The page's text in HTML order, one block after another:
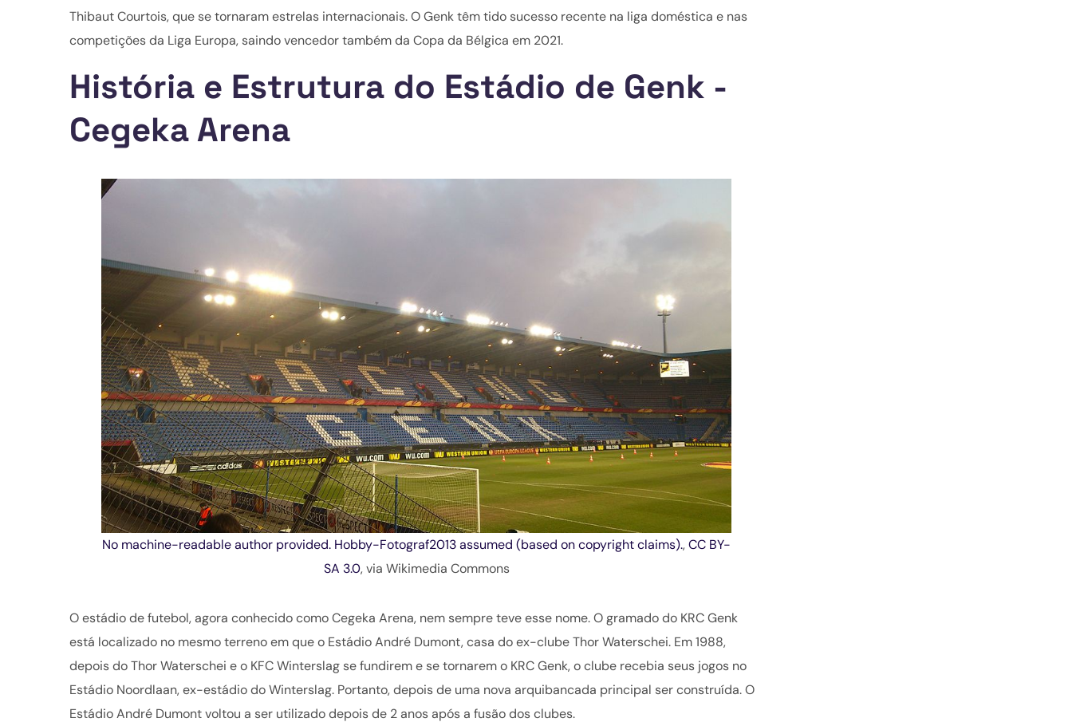
Thibaut Courtois, que se tornaram estrelas internacionais. O Genk têm tido sucesso recente na liga doméstica e nas
competições da Liga Europa, saindo vencedor também da Copa da Bélgica em 2021.
História e Estrutura do Estádio de Genk -
Cegeka Arena
No machine-readable author provided. Hobby-Fotograf2013 assumed (based on copyright claims).,CC BY-
SA 3.0, via Wikimedia Commons
O estádio de futebol, agora conhecido como Cegeka Arena, nem sempre teve esse nome. O gramado do KRC Genk
está localizado no mesmo terreno em que o Estádio André Dumont, casa do ex-clube Thor Waterschei. Em 1988,
depois do Thor Waterschei e o KFC Winterslag se fundirem e se tornarem o KRC Genk, o clube recebia seus jogos no
Estádio Noordlaan, ex-estádio do Winterslag. Portanto, depois de uma nova arquibancada principal ser construída. O
Estádio André Dumont voltou a ser utilizado depois de 2 anos após a fusão dos clubes.